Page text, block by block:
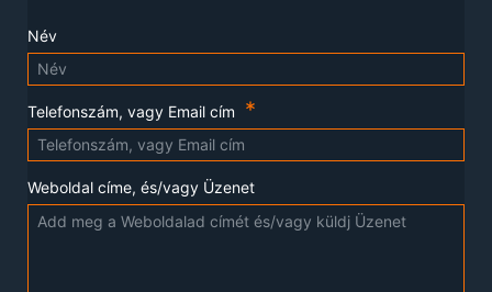
Név
Telefonszám, vagy Email cím
Weboldal címe, és/vagy Üzenet